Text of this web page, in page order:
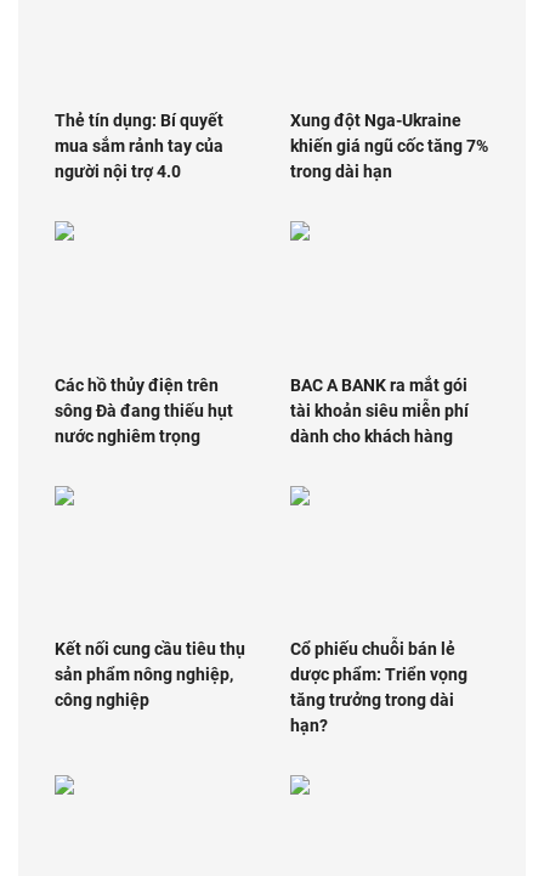
Thẻ tín dụng: Bí quyết
mua sắm rảnh tay của
người nội trợ 4.0
Xung đột Nga-Ukraine
khiến giá ngũ cốc tăng 7%
trong dài hạn
Các hồ thủy điện trên
sông Đà đang thiếu hụt
nước nghiêm trọng
BAC A BANK ra mắt gói
tài khoản siêu miễn phí
dành cho khách hàng
Kết nối cung cầu tiêu thụ
sản phẩm nông nghiệp,
công nghiệp
Cổ phiếu chuỗi bán lẻ
dược phẩm: Triển vọng
tăng trưởng trong dài
hạn?